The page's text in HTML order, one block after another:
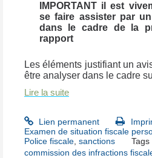
IMPORTANT il est
se faire assister par
dans le cadre de la
rapport
Les éléments justifiant un
être analyser dans le cadre
Lire la suite
Lien permanent
Examen de situation fiscale
Police fiscale sanctions
commission des infractions